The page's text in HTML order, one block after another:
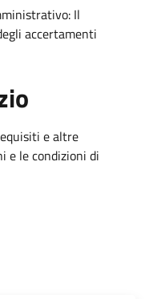
Il
accertamenti
e altre
e le condizioni di